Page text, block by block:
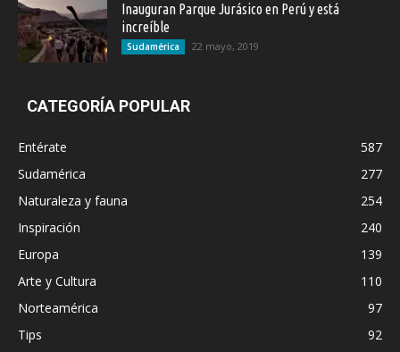
Inauguran Parque Jurásico en Perú y está
increíble
Sudamérica 22 mayo, 2019
CATEGORÍA POPULAR
Entérate
587
Sudamérica
277
Naturaleza y fauna
254
Inspiración
240
Europa
139
Arte y Cultura
110
Norteamérica
97
Tips
92